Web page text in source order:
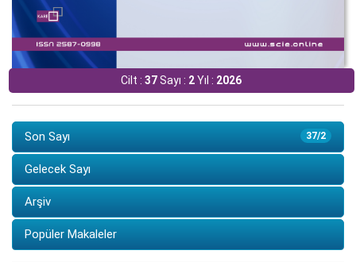
Cilt :37Sayı : 2Yıl : 2026
37/2
Son Sayı
Gelecek Sayı
Arşiv
Popüler Makaleler